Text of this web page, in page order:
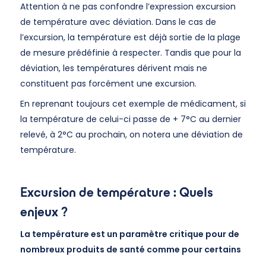
Attention à ne pas confondre l’expression excursion
de température avec déviation. Dans le cas de
l’excursion, la température est déjà sortie de la plage
de mesure prédéfinie à respecter. Tandis que pour la
déviation, les températures dérivent mais ne
constituent pas forcément une excursion.
En reprenant toujours cet exemple de médicament, si
la température de celui-ci passe de + 7°C au dernier
relevé, à 2°C au prochain, on notera une déviation de
température.
Excursion de température : Quels
enjeux ?
La température est un paramètre critique pour de
nombreux produits de santé comme pour certains